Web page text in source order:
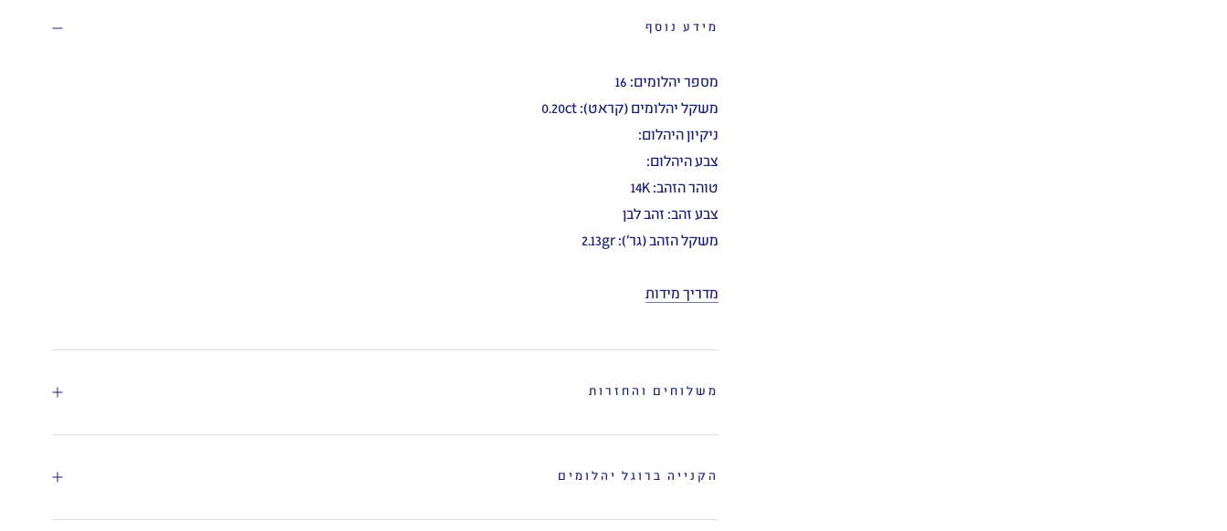
מידע נוסף
מספר יהלומים: 16
משקל יהלומים (קראט): 0.20ct
ניקיון היהלום:
צבע היהלום:
טוהר הזהב: 14K
צבע זהב: זהב לבן
משקל הזהב (גר'): 2.13gr
מדריך מידות
משלוחים והחזרות
הקנייה ברוגל יהלומים